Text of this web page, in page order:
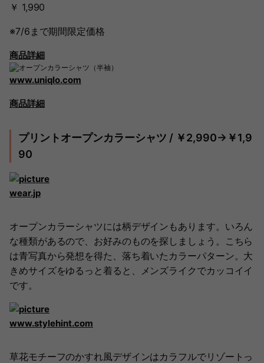
￥ 1,990
※7/6まで期間限定価格
商品詳細
www.uniqlo.com
商品詳細
プリントオープンカラーシャツ / ￥2,990→￥1,9
90
wear.jp
オープンカラーシャツには柄デザインもあります。いろん
な種類があるので、お好みのものを探しましょう。こちら
は青写真から発想を得た、落ち着いたカラーパターン。大
きめサイズをゆるっと着ると、メンズライクでカッコイイ
です。
www.stylehint.com
草花モチーフのかすれ風デザインはカラフルでリゾートっ